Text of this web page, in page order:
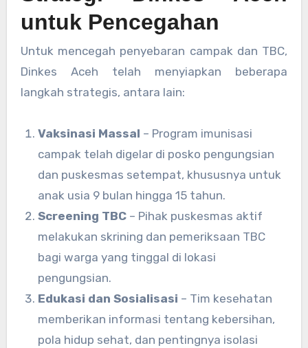
untuk Pencegahan
Untuk mencegah penyebaran campak dan TBC,
Dinkes Aceh telah menyiapkan beberapa
langkah strategis, antara lain:
Vaksinasi Massal – Program imunisasi
campak telah digelar di posko pengungsian
dan puskesmas setempat, khususnya untuk
anak usia 9 bulan hingga 15 tahun.
Screening TBC – Pihak puskesmas aktif
melakukan skrining dan pemeriksaan TBC
bagi warga yang tinggal di lokasi
pengungsian.
Edukasi dan Sosialisasi – Tim kesehatan
memberikan informasi tentang kebersihan,
pola hidup sehat, dan pentingnya isolasi